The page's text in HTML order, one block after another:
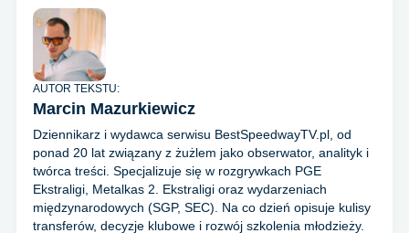
AUTOR TEKSTU:
Marcin Mazurkiewicz
Dziennikarz i wydawca serwisu BestSpeedwayTV.pl, od
ponad 20 lat związany z żużlem jako obserwator, analityk i
twórca treści. Specjalizuje się w rozgrywkach PGE
Ekstraligi, Metalkas 2. Ekstraligi oraz wydarzeniach
międzynarodowych (SGP, SEC). Na co dzień opisuje kulisy
transferów, decyzje klubowe i rozwój szkolenia młodzieży.